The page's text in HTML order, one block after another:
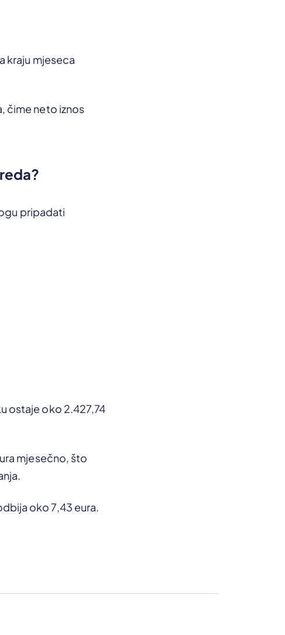
kraju mjeseca
čime neto iznos
pripadati
ostaje oko 2.427,74
mjesečno, što
oko 7,43 eura.